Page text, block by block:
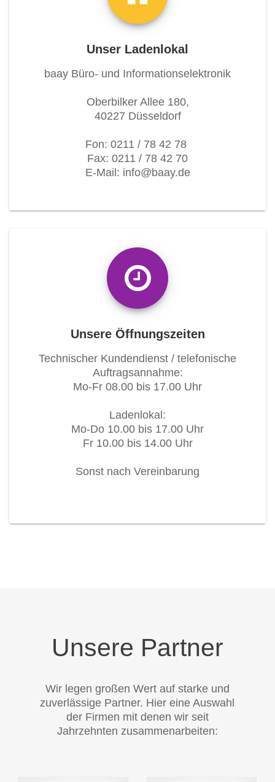
Unser Ladenlokal
baay Büro- und Informationselektronik
Oberbilker Allee 180,
40227 Düsseldorf
Fon: 0211 / 78 42 78
Fax: 0211 / 78 42 70
E-Mail: info@baay.de
Unsere Öffnungszeiten
Technischer Kundendienst / telefonische
Auftragsannahme:
Mo-Fr 08.00 bis 17.00 Uhr
Ladenlokal:
Mo-Do 10.00 bis 17.00 Uhr
Fr 10.00 bis 14.00 Uhr
Sonst nach Vereinbarung
Unsere Partner
Wir legen großen Wert auf starke und
zuverlässige Partner. Hier eine Auswahl
der Firmen mit denen wir seit
Jahrzehnten zusammenarbeiten: